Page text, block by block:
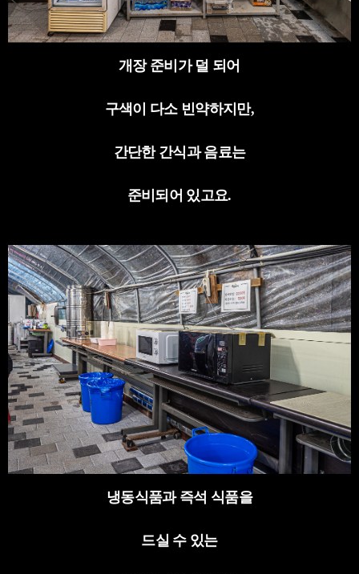
개장 준비가 덜 되어
구색이 다소 빈약하지만,
간단한 간식과 음료는
준비되어 있고요.
냉동식품과 즉석 식품을
드실 수 있는